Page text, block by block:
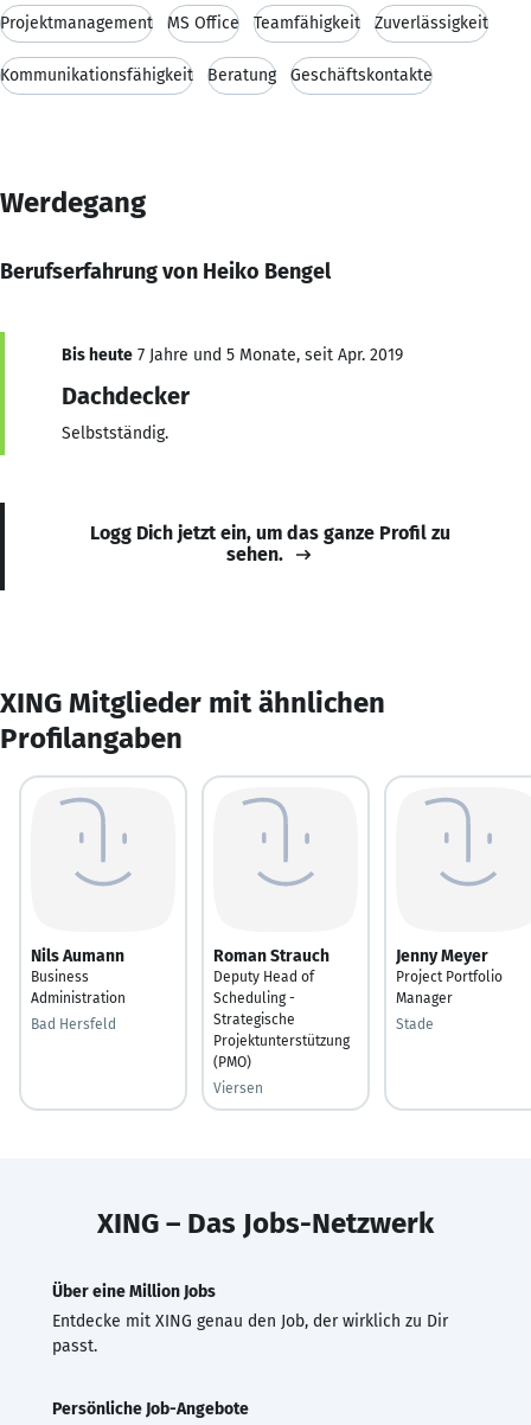
Projektmanagement MS Office Teamfähigkeit Zuverlässigkeit
Kommunikationsfähigkeit Beratung Geschäftskontakte
Werdegang
Berufserfahrung von Heiko Bengel
Bis heute 7 Jahre und 5 Monate, seit Apr. 2019
Dachdecker
Selbstständig.
Logg Dich jetzt ein, um das ganze Profil zu
sehen.
XING Mitglieder mit ähnlichen
Profilangaben
Nils Aumann
Business
Administration
Bad Hersfeld
Roman Strauch
Deputy Head of
Scheduling -
Strategische
Projektunterstützung
(PMO)
Viersen
Jenny Meyer
Project Portfolio
Manager
Stade
XING – Das Jobs-Netzwerk
Über eine Million Jobs
Entdecke mit XING genau den Job, der wirklich zu Dir
passt.
Persönliche Job-Angebote